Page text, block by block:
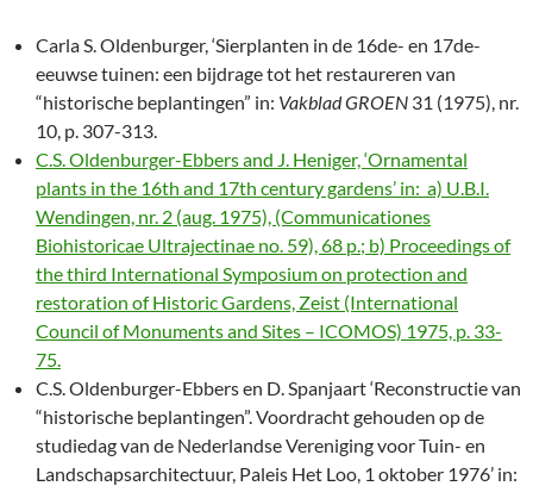
Carla S. Oldenburger, ‘Sierplanten in de 16de- en 17de-
eeuwse tuinen: een bijdrage tot het restaureren van
“historische beplantingen” in: Vakblad GROEN 31 (1975), nr.
10, p. 307-313.
C.S. Oldenburger-Ebbers and J. Heniger, ‘Ornamental
plants in the 16th and 17th century gardens’ in: a) U.B.I.
Wendingen, nr. 2 (aug. 1975), (Communicationes
Biohistoricae Ultrajectinae no. 59), 68 p.; b) Proceedings of
the third International Symposium on protection and
restoration of Historic Gardens, Zeist (International
Council of Monuments and Sites – ICOMOS) 1975, p. 33-
75.
C.S. Oldenburger-Ebbers en D. Spanjaart ‘Reconstructie van
“historische beplantingen”. Voordracht gehouden op de
studiedag van de Nederlandse Vereniging voor Tuin- en
Landschapsarchitectuur, Paleis Het Loo, 1 oktober 1976’ in: